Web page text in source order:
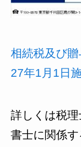
相続税及び
27年1月1日施
詳しくは税
書士に関係